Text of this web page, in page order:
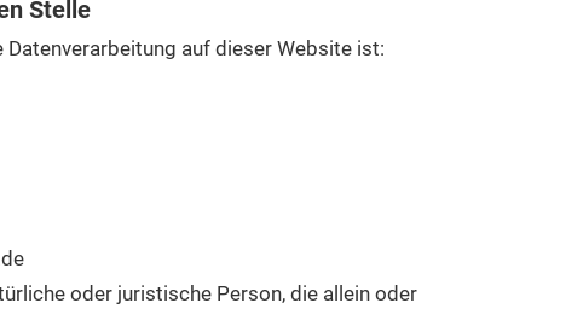
Stelle
auf dieser Website ist:
oder juristische Person, die allein oder